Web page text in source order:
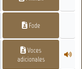
Fode
Voces
adicionales